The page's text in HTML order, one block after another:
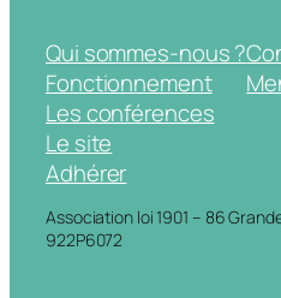
Qui sommes-nous ?
Fonctionnement
Les conférences
Le site
Adhérer
Association loi 1901 – 86
922P6072